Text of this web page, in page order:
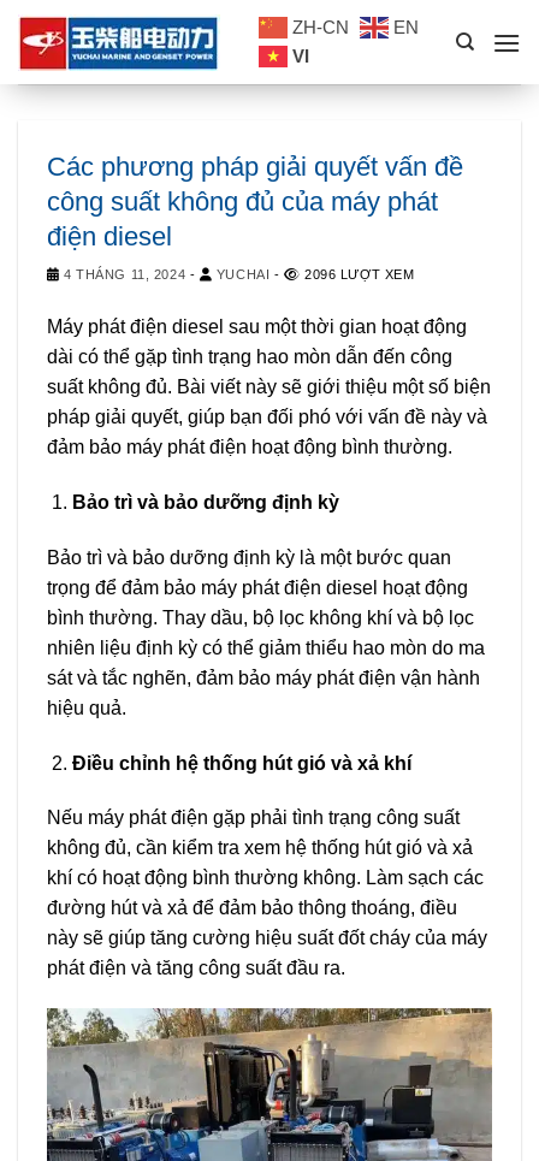
Skip
content
ZH-CN
EN
VI
Các phương pháp giải quyết vấn đề
công suất không đủ của máy phát
điện diesel
4 THÁNG 11, 2024 - YUCHAI - 2096 LƯỢT XEM
Máy phát điện diesel sau một thời gian hoạt động
dài có thể gặp tình trạng hao mòn dẫn đến công
suất không đủ. Bài viết này sẽ giới thiệu một số biện
pháp giải quyết, giúp bạn đối phó với vấn đề này và
đảm bảo máy phát điện hoạt động bình thường.
Bảo trì và bảo dưỡng định kỳ
Bảo trì và bảo dưỡng định kỳ là một bước quan
trọng để đảm bảo máy phát điện diesel hoạt động
bình thường. Thay dầu, bộ lọc không khí và bộ lọc
nhiên liệu định kỳ có thể giảm thiểu hao mòn do ma
sát và tắc nghẽn, đảm bảo máy phát điện vận hành
hiệu quả.
Điều chỉnh hệ thống hút gió và xả khí
Nếu máy phát điện gặp phải tình trạng công suất
không đủ, cần kiểm tra xem hệ thống hút gió và xả
khí có hoạt động bình thường không. Làm sạch các
đường hút và xả để đảm bảo thông thoáng, điều
này sẽ giúp tăng cường hiệu suất đốt cháy của máy
phát điện và tăng công suất đầu ra.